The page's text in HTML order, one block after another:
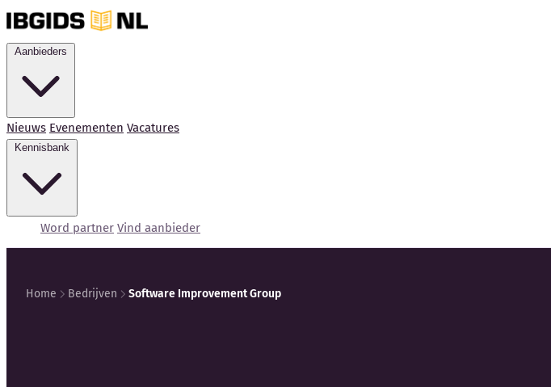
Nieuws Evenementen Vacatures
Word partner Vind aanbieder
Home Bedrijven Software Improvement Group